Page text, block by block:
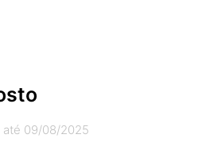
09/08/2025